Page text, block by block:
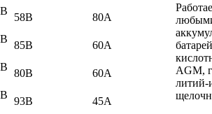
AGM,
58В
80А
85В
60А
80В
60А
93В
45А